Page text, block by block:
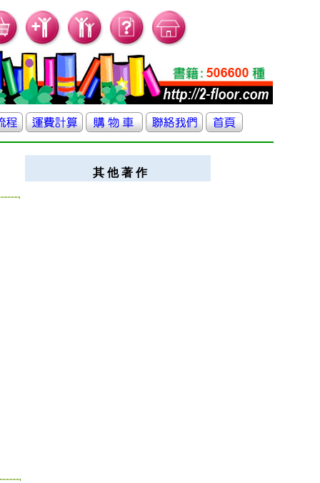
其 他 著 作